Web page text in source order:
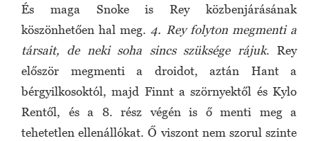
És maga Snoke is Rey közbenjárásának
köszönhetően hal meg.4. Rey folyton megmenti a
társait, de neki soha sincs szüksége rájuk. Rey
először megmenti a droidot, aztán Hant a
bérgyilkosoktól, majd Finnt a szörnyektől és Kylo
Rentől, és a 8. rész végén is ő menti meg a
tehetetlen ellenállókat. Ő viszont nem szorul szinte